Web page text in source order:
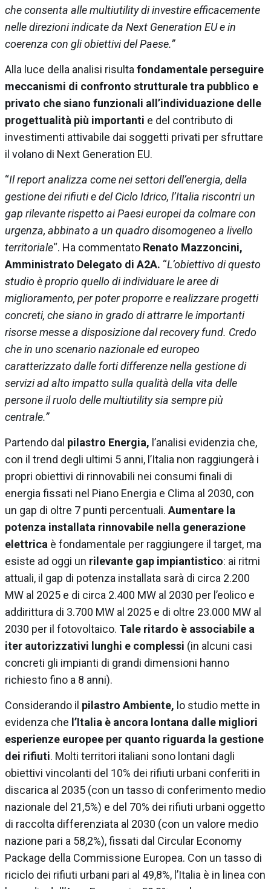
che consenta alle multiutility di investire efficacemente
nelle direzioni indicate da Next Generation EU e in
coerenza con gli obiettivi del Paese.”
Alla luce della analisi risulta fondamentale perseguire
meccanismi di confronto strutturale tra pubblico e
privato che siano funzionali all’individuazione delle
progettualità più importanti e del contributo di
investimenti attivabile dai soggetti privati per sfruttare
il volano di Next Generation EU.
“Il report analizza come nei settori dell’energia, della
gestione dei rifiuti e del Ciclo Idrico, l’Italia riscontri un
gap rilevante rispetto ai Paesi europei da colmare con
urgenza, abbinato a un quadro disomogeneo a livello
territoriale“. Ha commentato Renato Mazzoncini,
Amministrato Delegato di A2A. “L’obiettivo di questo
studio è proprio quello di individuare le aree di
miglioramento, per poter proporre e realizzare progetti
concreti, che siano in grado di attrarre le importanti
risorse messe a disposizione dal recovery fund. Credo
che in uno scenario nazionale ed europeo
caratterizzato dalle forti differenze nella gestione di
servizi ad alto impatto sulla qualità della vita delle
persone il ruolo delle multiutility sia sempre più
centrale.”
Partendo dal pilastro Energia, l’analisi evidenzia che,
con il trend degli ultimi 5 anni, l’Italia non raggiungerà i
propri obiettivi di rinnovabili nei consumi finali di
energia fissati nel Piano Energia e Clima al 2030, con
un gap di oltre 7 punti percentuali. Aumentare la
potenza installata rinnovabile nella generazione
elettrica è fondamentale per raggiungere il target, ma
esiste ad oggi un rilevante gap impiantistico: ai ritmi
attuali, il gap di potenza installata sarà di circa 2.200
MW al 2025 e di circa 2.400 MW al 2030 per l’eolico e
addirittura di 3.700 MW al 2025 e di oltre 23.000 MW al
2030 per il fotovoltaico. Tale ritardo è associabile a
iter autorizzativi lunghi e complessi (in alcuni casi
concreti gli impianti di grandi dimensioni hanno
richiesto fino a 8 anni).
Considerando il pilastro Ambiente, lo studio mette in
evidenza che l’Italia è ancora lontana dalle migliori
esperienze europee per quanto riguarda la gestione
dei rifiuti. Molti territori italiani sono lontani dagli
obiettivi vincolanti del 10% dei rifiuti urbani conferiti in
discarica al 2035 (con un tasso di conferimento medio
nazionale del 21,5%) e del 70% dei rifiuti urbani oggetto
di raccolta differenziata al 2030 (con un valore medio
nazione pari a 58,2%), fissati dal Circular Economy
Package della Commissione Europea. Con un tasso di
riciclo dei rifiuti urbani pari al 49,8%, l’Italia è in linea con